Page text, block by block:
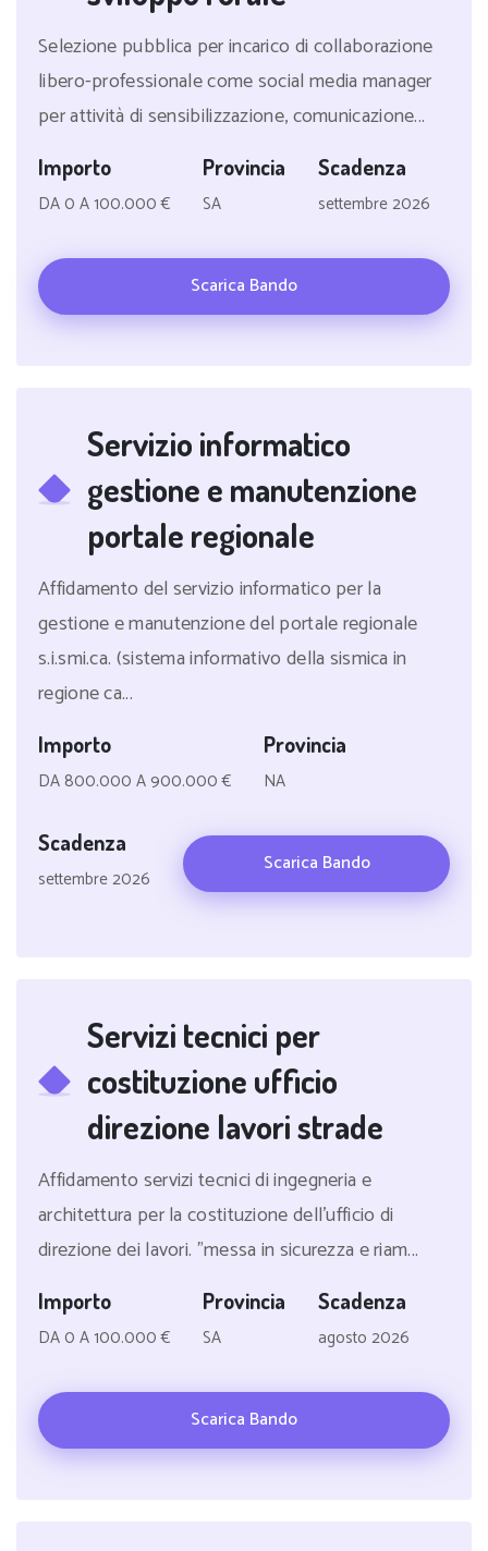
Selezione pubblica per incarico di collaborazione
libero-professionale come social media manager
per attività di sensibilizzazione, comunicazione...
Importo
DA 0 A 100.000 €
Provincia
SA
Scadenza
settembre 2026
Scarica Bando
Servizio informatico
gestione e manutenzione
portale regionale
Affidamento del servizio informatico per la
gestione e manutenzione del portale regionale
s.i.smi.ca. (sistema informativo della sismica in
regione ca...
Importo
DA 800.000 A 900.000 €
Provincia
NA
Scadenza
settembre 2026
Scarica Bando
Servizi tecnici per
costituzione ufficio
direzione lavori strade
Affidamento servizi tecnici di ingegneria e
architettura per la costituzione dell'ufficio di
direzione dei lavori. "messa in sicurezza e riam...
Importo
DA 0 A 100.000 €
Provincia
SA
Scadenza
agosto 2026
Scarica Bando